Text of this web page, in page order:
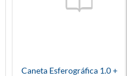
Caneta Esferográfica 1.0 +